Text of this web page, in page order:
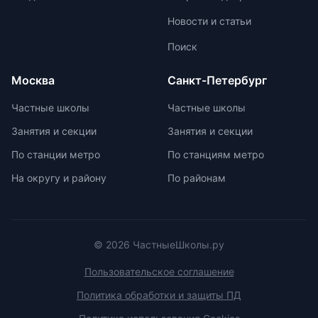
государственной аккредитации,
При выборе ранца проверяйтеНовости и статьи
Поиск
Москва
Частные школы
Занятия и секции
По станции метро
На округу и району
Санкт-Петербург
Частные школы
Занятия и секции
По станциям метро
По районам
© 2026 ЧастныеШколы.ру
Пользовательское соглашение
Политика обработки и защиты ПД